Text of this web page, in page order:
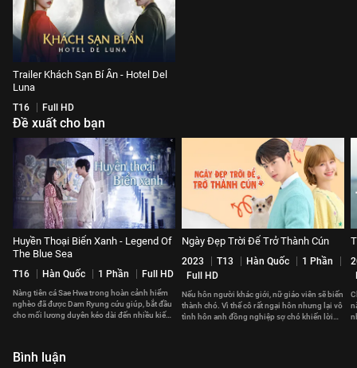
Trailer Khách Sạn Bí Ẩn - Hotel Del
Luna
T16 Full HD
Đề xuất cho bạn
Huyền Thoại Biển Xanh - Legend Of
The Blue Sea
T16 Hàn Quốc 1 Phần Full HD
Nàng tiên cá Sae Hwa trong hoàn cảnh hiểm
nghèo đã được Dam Ryung cứu giúp, bắt đầu
cho mối lương duyên kéo dài đến nhiều kiếp
Ngày Đẹp Trời Để Trở Thành Cún
2023 T13 Hàn Quốc
1 Phần
Full HD
Nếu hôn người khác giới, nữ giáo viên sẽ biến
thành chó. Vì thế cô rất ngại hôn nhưng lại vô
tình hôn anh đồng nghiệp sợ chó khiến lời
Bình luận